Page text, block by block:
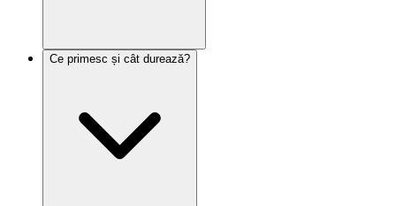
Ce primesc și cât durează?